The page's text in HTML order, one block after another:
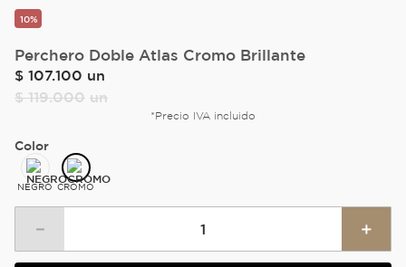
10%
Perchero Doble Atlas Cromo Brillante
$ 107.100 un
$ 119.000 un
*Precio IVA incluido
Color
NEGRO CROMO
＋
－